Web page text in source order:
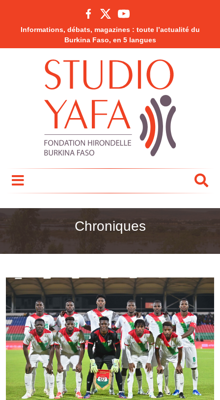
Informations, débats, magazines : toute l’actualité du
Burkina Faso, en 5 langues
Chroniques